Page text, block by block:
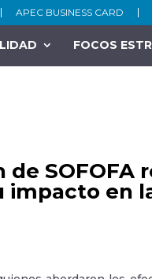
APEC BUSINESS CARD
FOCOS
SOFOFA
en